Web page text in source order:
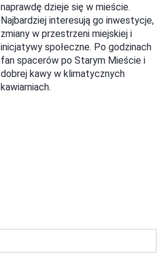
naprawdę dzieje się w mieście.
Najbardziej interesują go inwestycje,
zmiany w przestrzeni miejskiej i
inicjatywy społeczne. Po godzinach
fan spacerów po Starym Mieście i
dobrej kawy w klimatycznych
kawiarniach.